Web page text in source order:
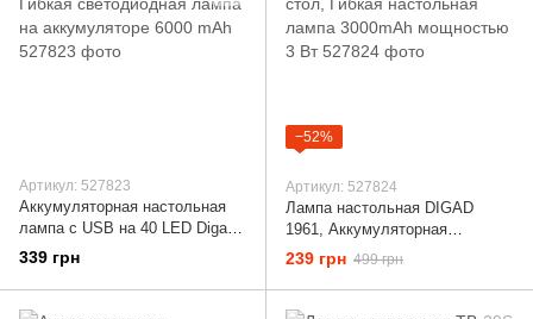
Артикул: 527823
Аккумуляторная настольная
лампа с USB на 40 LED Digad
1958 Белая Гибкая
светодиодная лампа на
аккумуляторе 6000 mAh
339 грн
−52%
Артикул: 527824
Лампа настольная DIGAD
1961, Аккумуляторная
светодиодная лампа на стол,
Гибкая настольная лампа
3000mAh мощностью 3 Вт
239 грн 499 грн